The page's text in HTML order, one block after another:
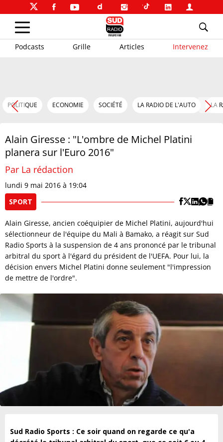
Podcasts Grille Articles Intervenez
POLITIQUE ECONOMIE SOCIÉTÉ LA RADIO DE L'AUTO LA
Alain Giresse : "L'ombre de Michel Platini
planera sur l'Euro 2016"
Par La rédaction
lundi 9 mai 2016 à 19:04
SPORT
Alain Giresse, ancien coéquipier de Michel Platini, aujourd'hui
sélectionneur de l'équipe du Mali à Bamako, a réagit sur Sud
Radio Sports à la suspension de 4 ans prononcé par le tribunal
arbitral du sport à l'égard du président de l'UEFA. Pour lui, la
décision envers Michel Platini donne seulement "l'impression
de mettre de l'ordre".
Sud Radio Sports : Ce soir quand on regarde ce qu'a